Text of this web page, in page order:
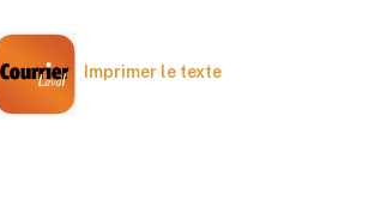
Imprimer le texte